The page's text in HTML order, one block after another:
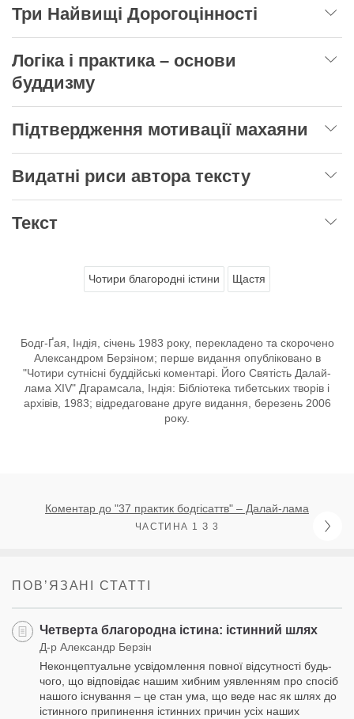
Три Найвищі Дорогоцінності
Логіка і практика – основи
буддизму
Підтвердження мотивації махаяни
Видатні риси автора тексту
Текст
Чотири благородні істини Щастя
Бодг-Ґая, Індія, січень 1983 року, перекладено та скорочено
Александром Берзіном; перше видання опубліковано в
"Чотири сутнісні буддійські коментарі. Його Святість Далай-
лама XIV" Дгарамсала, Індія: Бібліотека тибетських творів і
архівів, 1983; відредаговане друге видання, березень 2006
року.
Коментар до "37 практик бодгісаттв" – Далай-лама
ЧАСТИНА 1 З 3
ПОВʼЯЗАНІ СТАТТІ
Четверта благородна істина: істинний шлях
Д-р Александр Берзін
Неконцептуальне усвідомлення повної відсутності будь-
чого, що відповідає нашим хибним уявленням про спосіб
нашого існування – це стан ума, що веде нас як шлях до
істинного припинення істинних причин усіх наших